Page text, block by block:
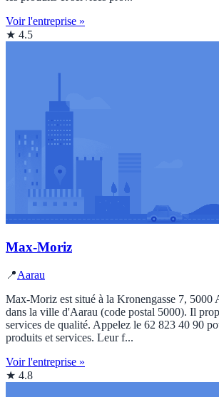
Voir l'entreprise »
★ 4.5
Max-Moriz
📍Aarau
Max-Moriz est situé à la Kronengasse 7, 5000
dans la ville d'Aarau (code postal 5000). Il
services de qualité. Appelez le 62 823 40 90
produits et services. Leur f...
Voir l'entreprise »
★ 4.8